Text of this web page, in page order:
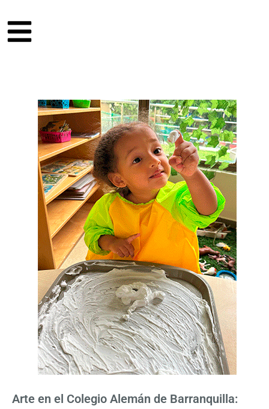
Arte en el Colegio Alemán de Barranquilla: